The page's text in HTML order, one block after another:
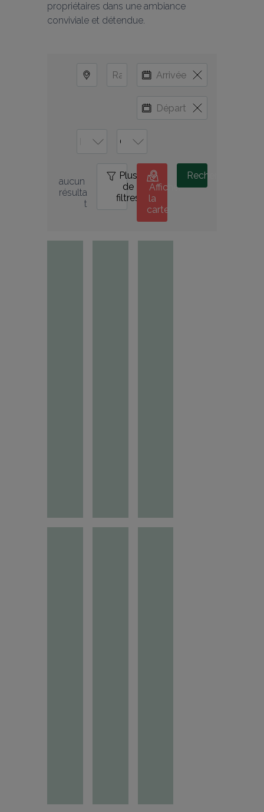
propriétaires dans une ambiance
conviviale et détendue.
aucun
résulta
t
Plus
de
filtres
Afficher
la
carte
Rechercher